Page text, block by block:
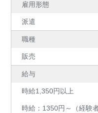
雇用形態
派遣
職種
販売
給与
時給1,350円以上
時給：1350円～（経験